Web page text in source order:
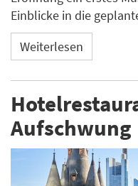
Einblicke in die
Weiterlesen
Aufschwung